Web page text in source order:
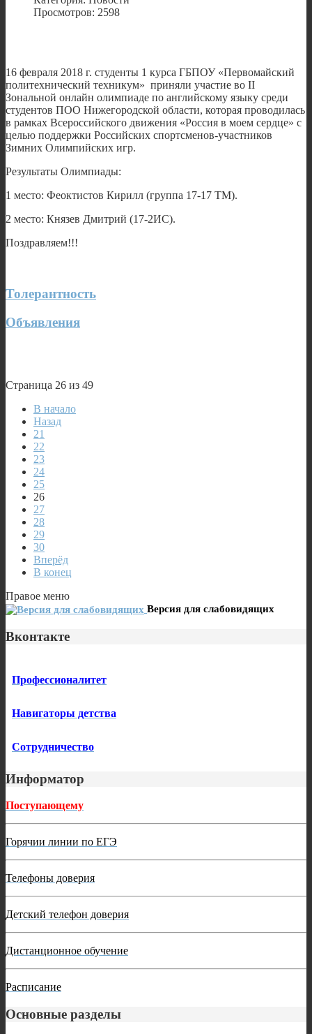
Просмотров: 2598
16 февраля 2018 г. студенты 1 курса ГБПОУ «Первомайский
политехнический техникум» приняли участие во II
Зональной онлайн олимпиаде по английскому языку среди
студентов ПОО Нижегородской области, которая проводилась
в рамках Всероссийского движения «Россия в моем сердце» с
целью поддержки Российских спортсменов-участников
Зимних Олимпийских игр.
Результаты Олимпиады:
1 место: Феоктистов Кирилл (группа 17-17 ТМ).
2 место: Князев Дмитрий (17-2ИС).
Поздравляем!!!
Толерантность
Объявления
Страница 26 из 49
В начало
Назад
21
22
23
24
25
26
27
28
29
30
Вперёд
В конец
Правое меню
Версия для слабовидящих
Вконтакте
Профессионалитет
Навигаторы детства
Сотрудничество
Информатор
Поступающему
Горячии линии по ЕГЭ
Телефоны доверия
Детский телефон доверия
Дистанционное обучение
Расписание
Основные разделы